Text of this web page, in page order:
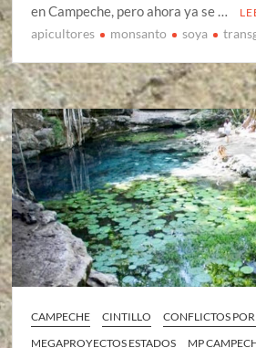
en Campeche, pero ahora ya se …
apicultores monsanto soya
CAMPECHE CINTILLO
CONFLICTOS
MEGAPROYECTOS ESTADOS
MP